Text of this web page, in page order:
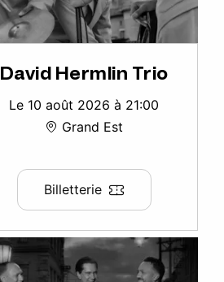
David Hermlin Trio
Le 10 août 2026 à 21:00
Grand Est
Billetterie